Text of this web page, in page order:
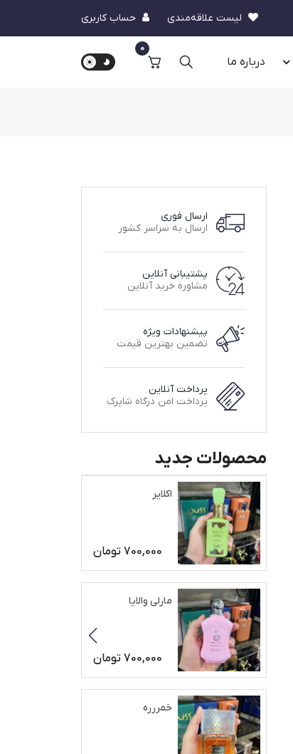
لیست علاقه‌مندی حساب کاربری
درباره‌ ما
0
ارسال فوری
ارسال به سراسر کشور
پشتیبانی آنلاین
مشاوره خرید آنلاین
پیشنهادات ویژه
تضمین بهترین قیمت
پرداخت آنلاین
پرداخت امن درگاه شاپرک
محصولات جدید
اکلایر
700,000 تومان
مارلی والایا
700,000 تومان
خمررره